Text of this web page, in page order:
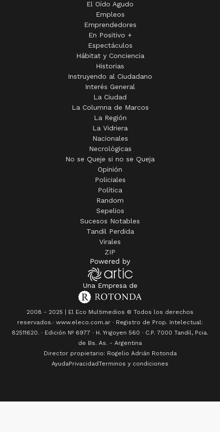
El Oído Agudo
Empleos
Emprendedores
En Positivo +
Espectáculos
Hábitat y Conciencia
Historias
Instruyendo al Ciudadano
Interés General
La Ciudad
La Columna de Marcos
La Región
La Vidriera
Nacionales
Necrológicas
No se Queje si no se Queja
Opinión
Policiales
Política
Random
Sepelios
Sucesos Notables
Tandil Perdida
Virales
ZIP
Una Empresa de
2008 - 2025 | El Eco Multimedios © Todos los derechos
reservados.· www.eleco.com.ar · Registro de Prop. Intelectual:
82511620. · Edición Nº 6977 · H. Yrigoyen 560 · C.P. 7000 Tandil, Pcia.
de Bs. As. - Argentina
Director propietario: Rogelio Adrián Rotonda
AyudaPrivacidadTerminos y condiciones